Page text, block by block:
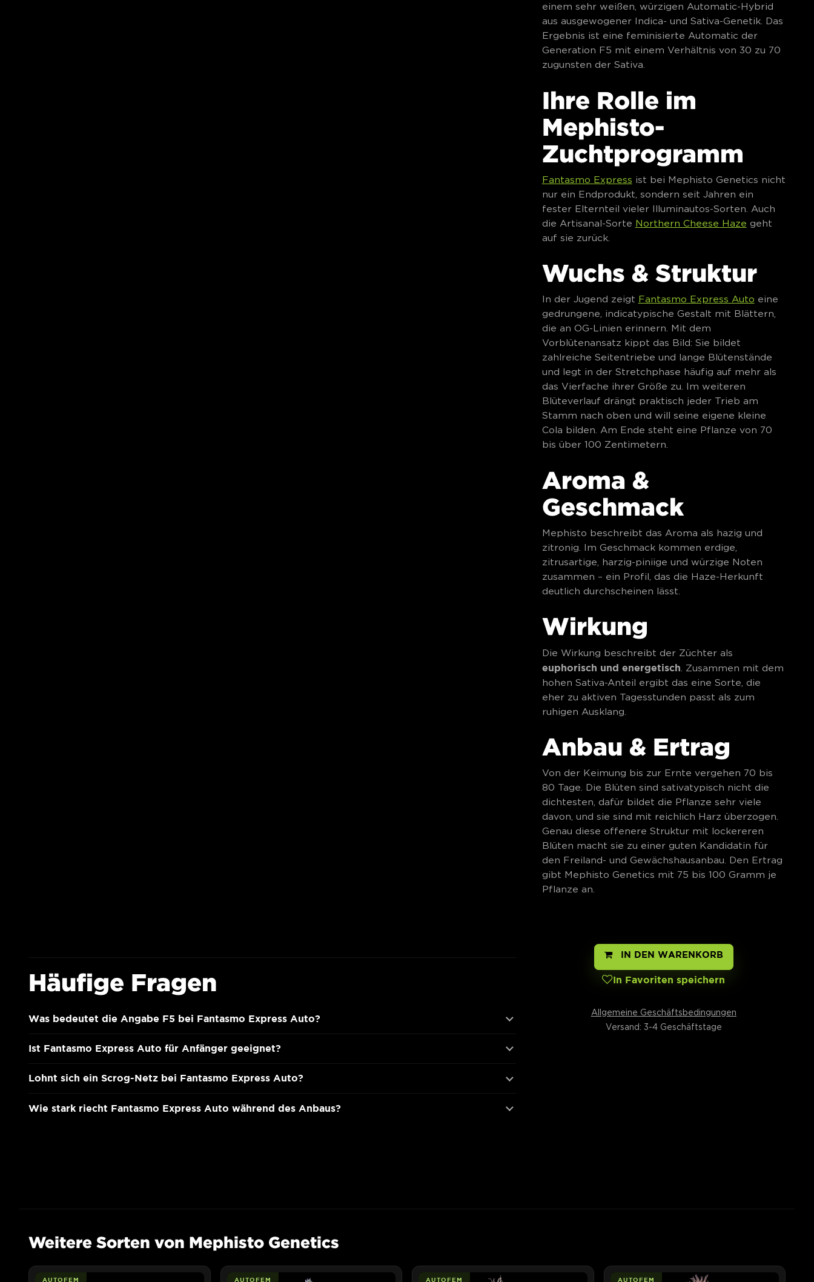
einem sehr weißen, würzigen Automatic-Hybrid
aus ausgewogener Indica- und Sativa-Genetik. Das
Ergebnis ist eine feminisierte Automatic der
Generation F5 mit einem Verhältnis von 30 zu 70
zugunsten der Sativa.
Ihre Rolle im
Mephisto-
Zuchtprogramm
Fantasmo Express ist bei Mephisto Genetics nicht
nur ein Endprodukt, sondern seit Jahren ein
fester Elternteil vieler Illuminautos-Sorten. Auch
die Artisanal-Sorte Northern Cheese Haze geht
auf sie zurück.
Wuchs & Struktur
In der Jugend zeigt Fantasmo Express Auto eine
gedrungene, indicatypische Gestalt mit Blättern,
die an OG-Linien erinnern. Mit dem
Vorblütenansatz kippt das Bild: Sie bildet
zahlreiche Seitentriebe und lange Blütenstände
und legt in der Stretchphase häufig auf mehr als
das Vierfache ihrer Größe zu. Im weiteren
Blüteverlauf drängt praktisch jeder Trieb am
Stamm nach oben und will seine eigene kleine
Cola bilden. Am Ende steht eine Pflanze von 70
bis über 100 Zentimetern.
Aroma &
Geschmack
Mephisto beschreibt das Aroma als hazig und
zitronig. Im Geschmack kommen erdige,
zitrusartige, harzig-piniige und würzige Noten
zusammen – ein Profil, das die Haze-Herkunft
deutlich durchscheinen lässt.
Wirkung
Die Wirkung beschreibt der Züchter als
euphorisch und energetisch . Zusammen mit dem
hohen Sativa-Anteil ergibt das eine Sorte, die
eher zu aktiven Tagesstunden passt als zum
ruhigen Ausklang.
Anbau & Ertrag
Von der Keimung bis zur Ernte vergehen 70 bis
80 Tage. Die Blüten sind sativatypisch nicht die
dichtesten, dafür bildet die Pflanze sehr viele
davon, und sie sind mit reichlich Harz überzogen.
Genau diese offenere Struktur mit lockereren
Blüten macht sie zu einer guten Kandidatin für
den Freiland- und Gewächshausanbau. Den Ertrag
gibt Mephisto Genetics mit 75 bis 100 Gramm je
Pflanze an.
Häufige Fragen
Was bedeutet die Angabe F5 bei Fantasmo Express Auto?
Ist Fantasmo Express Auto für Anfänger geeignet?
Lohnt sich ein Scrog-Netz bei Fantasmo Express Auto?
Wie stark riecht Fantasmo Express Auto während des Anbaus?
IN DEN WARENKORB
In Favoriten speichern
Allgemeine Geschäftsbedingungen
Versand: 3-4 Geschäftstage
Weitere Sorten von Mephisto Genetics
AUTOFEM AUTOFEM AUTOFEM AUTOFEM